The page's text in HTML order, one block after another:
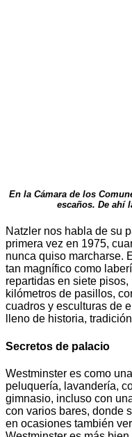
En la Cámara de los
escaños. De ahí
Natzler nos habla de su
primera vez en 1975,
nunca quiso marcharse.
tan magnífico como
repartidas en siete
kilómetros de pasillos,
cuadros y esculturas de
lleno de historia,
Secretos de palacio
Westminster es como
peluquería, lavandería,
gimnasio, incluso con
con varios bares, donde
en ocasiones también